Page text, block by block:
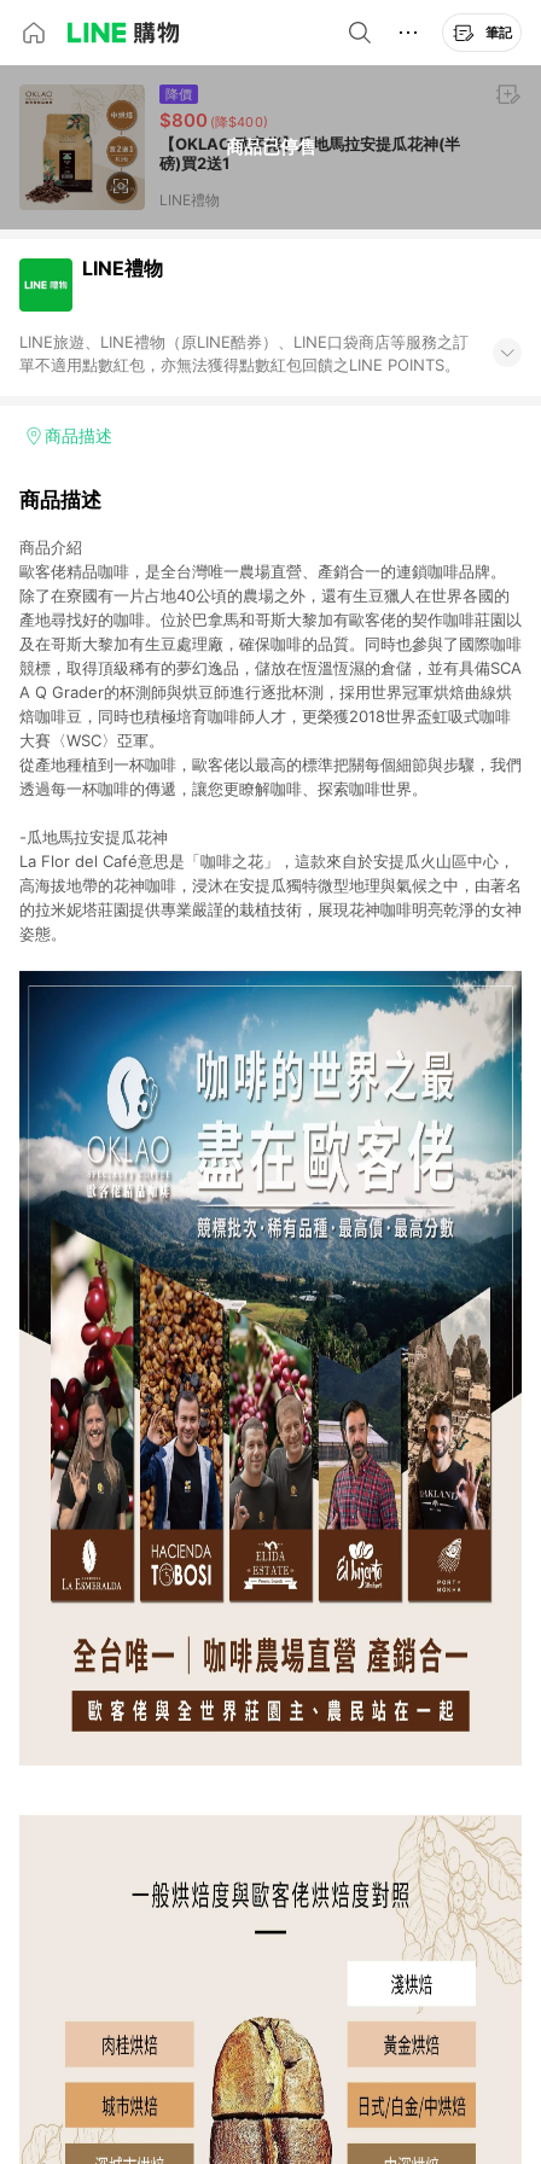
筆記
商品已停售
降價
$800 (降$400)
【OKLAO 歐客佬】瓜地馬拉安提瓜花神(半
磅)買2送1
LINE禮物
LINE禮物
LINE旅遊、LINE禮物（原LINE酷券）、LINE口袋商店等服務之訂
單不適用點數紅包，亦無法獲得點數紅包回饋之LINE POINTS。
商品描述
商品描述
商品介紹
歐客佬精品咖啡，是全台灣唯一農場直營、產銷合一的連鎖咖啡品牌。
除了在寮國有一片占地40公頃的農場之外，還有生豆獵人在世界各國的
產地尋找好的咖啡。位於巴拿馬和哥斯大黎加有歐客佬的契作咖啡莊園以
及在哥斯大黎加有生豆處理廠，確保咖啡的品質。同時也參與了國際咖啡
競標，取得頂級稀有的夢幻逸品，儲放在恆溫恆濕的倉儲，並有具備SCA
A Q Grader的杯測師與烘豆師進行逐批杯測，採用世界冠軍烘焙曲線烘
焙咖啡豆，同時也積極培育咖啡師人才，更榮獲2018世界盃虹吸式咖啡
大賽〈WSC〉亞軍。
從產地種植到一杯咖啡，歐客佬以最高的標準把關每個細節與步驟，我們
透過每一杯咖啡的傳遞，讓您更瞭解咖啡、探索咖啡世界。
-瓜地馬拉安提瓜花神
La Flor del Café意思是「咖啡之花」，這款來自於安提瓜火山區中心，
高海拔地帶的花神咖啡，浸沐在安提瓜獨特微型地理與氣候之中，由著名
的拉米妮塔莊園提供專業嚴謹的栽植技術，展現花神咖啡明亮乾淨的女神
姿態。